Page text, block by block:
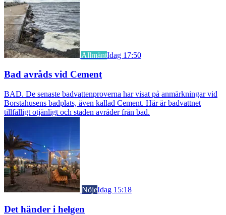
AllmäntIdag 17:50
Bad avråds vid Cement
BAD. De senaste badvattenproverna har visat på anmärkningar vid
Borstahusens badplats, även kallad Cement. Här är badvattnet
tillfälligt otjänligt och staden avråder från bad.
NöjeIdag 15:18
Det händer i helgen